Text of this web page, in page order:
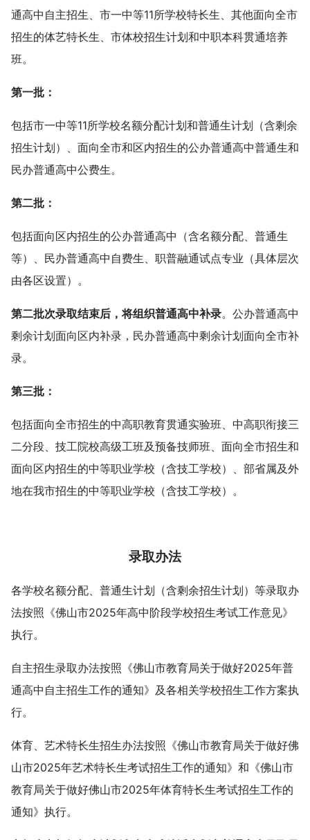
通高中自主招生、市一中等11所学校特长生、其他面向全市
招生的体艺特长生、市体校招生计划和中职本科贯通培养
班。
第一批：
包括市一中等11所学校名额分配计划和普通生计划（含剩余
招生计划）、面向全市和区内招生的公办普通高中普通生和
民办普通高中公费生。
第二批：
包括面向区内招生的公办普通高中（含名额分配、普通生
等）、民办普通高中自费生、职普融通试点专业（具体层次
由各区设置）。
第二批次录取结束后，将组织普通高中补录。公办普通高中
剩余计划面向区内补录，民办普通高中剩余计划面向全市补
录。
第三批：
包括面向全市招生的中高职教育贯通实验班、中高职衔接三
二分段、技工院校高级工班及预备技师班、面向全市招生和
面向区内招生的中等职业学校（含技工学校）、部省属及外
地在我市招生的中等职业学校（含技工学校）。
录取办法
各学校名额分配、普通生计划（含剩余招生计划）等录取办
法按照《佛山市2025年高中阶段学校招生考试工作意见》
执行。
自主招生录取办法按照《佛山市教育局关于做好2025年普
通高中自主招生工作的通知》及各相关学校招生工作方案执
行。
体育、艺术特长生招生办法按照《佛山市教育局关于做好佛
山市2025年艺术特长生考试招生工作的通知》和《佛山市
教育局关于做好佛山市2025年体育特长生考试招生工作的
通知》执行。